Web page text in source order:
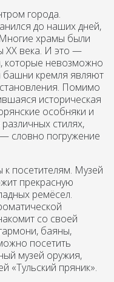
города.
до наших дней,
храмы были
ХХ века. И это —
которые невозможно
кремля являют
Помимо
историческая
особняки и
стилях,
словно погружение
к посетителям. Музей
прекрасную
ремёсел.
со своей
баяны,
посетить
музей оружия,
«Тульский пряник».